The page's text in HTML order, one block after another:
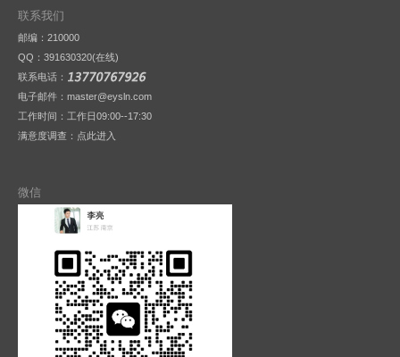
联系我们
邮编：210000
QQ： 391630320(在线)
联系电话：
电子邮件：master@eysln.com
工作时间：工作日09:00--17:30
满意度调查： 点此进入
微信